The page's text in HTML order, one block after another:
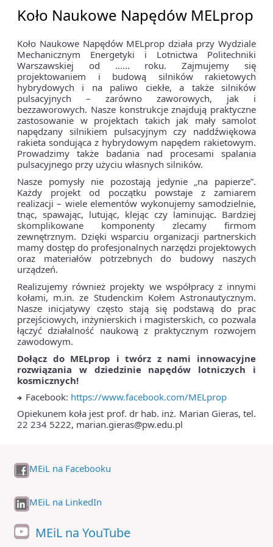
Koło Naukowe Napędów MELprop
Koło Naukowe Napędów MELprop działa przy Wydziale
Mechanicznym Energetyki i Lotnictwa Politechniki
Warszawskiej od ...... roku. Zajmujemy się
projektowaniem i budową silników rakietowych
hybrydowych i na paliwo ciekłe, a także silników
pulsacyjnych – zarówno zaworowych, jak i
bezzaworowych. Nasze konstrukcje znajdują praktyczne
zastosowanie w projektach takich jak mały samolot
napędzany silnikiem pulsacyjnym czy naddźwiękowa
rakieta sondująca z hybrydowym napędem rakietowym.
Prowadzimy także badania nad procesami spalania
pulsacyjnego przy użyciu własnych silników.
Nasze pomysły nie pozostają jedynie „na papierze”.
Każdy projekt od początku powstaje z zamiarem
realizacji – wiele elementów wykonujemy samodzielnie,
tnąc, spawając, lutując, klejąc czy laminując. Bardziej
skomplikowane komponenty zlecamy firmom
zewnętrznym. Dzięki wsparciu organizacji partnerskich
mamy dostęp do profesjonalnych narzędzi projektowych
oraz materiałów potrzebnych do budowy naszych
urządzeń.
Realizujemy również projekty we współpracy z innymi
kołami, m.in. ze Studenckim Kołem Astronautycznym.
Nasze inicjatywy często stają się podstawą do prac
przejściowych, inżynierskich i magisterskich, co pozwala
łączyć działalność naukową z praktycznym rozwojem
zawodowym.
Dołącz do MELprop i twórz z nami innowacyjne
rozwiązania w dziedzinie napędów lotniczych i
kosmicznych!
Facebook: https://www.facebook.com/MELprop
Opiekunem koła jest prof. dr hab. inż. Marian Gieras, tel.
22 234 5222, marian.gieras@pw.edu.pl
MEiL na Facebooku
MEiL na LinkedIn
MEiL na YouTube